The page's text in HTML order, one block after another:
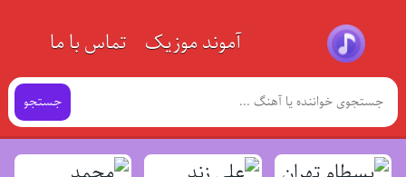
آموند موزیک تماس با ما
جستجو